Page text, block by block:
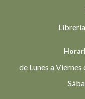
de Lunes a